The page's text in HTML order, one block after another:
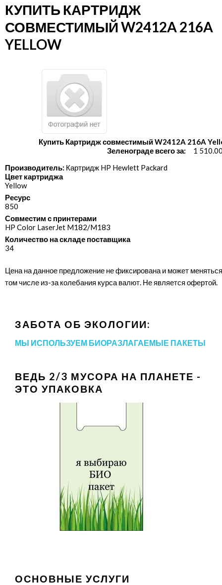
КУПИТЬ КАРТРИДЖ
СОВМЕСТИМЫЙ W2412A 216A
YELLOW
Купить Картридж совместимый W2412A 216A
Зеленограде всего за:
1
Производитель: Картридж HP Hewlett Packard
Цвет картриджа
Yellow
Ресурс
850
Совместим с принтерами
HP Color LaserJet M182/​M183
Количество на складе поставщика
34
Цена на данное предложение не фиксирована и может
том числе из-за колебания курса валют. Не является офертой.
ЗАБОТА ОБ ЭКОЛОГИИ:
МЫ ИСПОЛЬЗУЕМ БИОРАЗЛАГАЕМЫЕ ПАКЕТЫ
ВЕДЬ 2/3 МУСОРА НА ПЛАНЕТЕ -
ЭТО УПАКОВКА
ОСНОВНЫЕ УСЛУГИ